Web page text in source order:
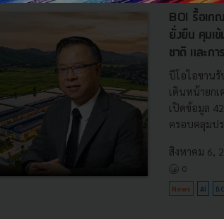
BOI รื้อเก
ยั่งยืน คุมเ
ชาติ และกา
บีโอไอขาน
เดินหน้ายก
เปิดข้อมูล
ครอบคลุมป
สิงหาคม 6,
0
News AI